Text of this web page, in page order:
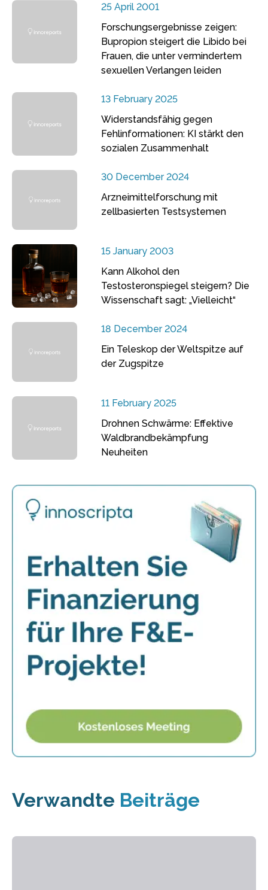
25 April 2001
Forschungsergebnisse zeigen:
Bupropion steigert die Libido bei
Frauen, die unter vermindertem
sexuellen Verlangen leiden
13 February 2025
Widerstandsfähig gegen
Fehlinformationen: KI stärkt den
sozialen Zusammenhalt
30 December 2024
Arzneimittelforschung mit
zellbasierten Testsystemen
15 January 2003
Kann Alkohol den
Testosteronspiegel steigern? Die
Wissenschaft sagt: „Vielleicht“
18 December 2024
Ein Teleskop der Weltspitze auf
der Zugspitze
11 February 2025
Drohnen Schwärme: Effektive
Waldbrandbekämpfung
Neuheiten
Verwandte Beiträge